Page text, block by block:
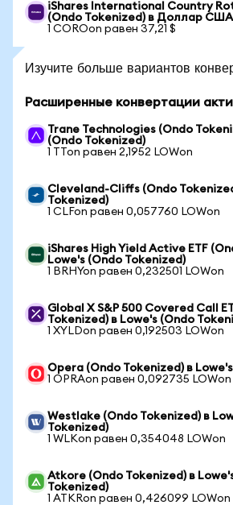
iShares International Country
(Ondo Tokenized) в Доллар США
1 COROon равен 37,21 $
Изучите больше вариантов
Расширенные конвертации
Trane Technologies (Ondo
(Ondo Tokenized)
1 TTon равен 2,1952 LOWon
Cleveland-Cliffs (Ondo
Tokenized)
1 CLFon равен 0,057760 LOWon
iShares High Yield Active ETF
Lowe's (Ondo Tokenized)
1 BRHYon равен 0,232501 LOWon
Global X S&P 500 Covered Call
Tokenized) в Lowe's (Ondo
1 XYLDon равен 0,192503 LOWon
Opera (Ondo Tokenized) в
1 OPRAon равен 0,092735 LOWon
Westlake (Ondo Tokenized) в
Tokenized)
1 WLKon равен 0,354048 LOWon
Atkore (Ondo Tokenized) в
Tokenized)
1 ATKRon равен 0,426099 LOWon